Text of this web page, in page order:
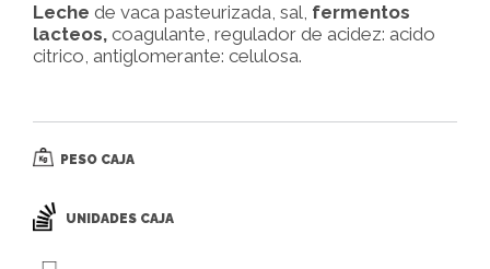
Leche de vaca pasteurizada, sal, fermentos
lacteos, coagulante, regulador de acidez: acido
citrico, antiglomerante: celulosa.
PESO CAJA
UNIDADES CAJA